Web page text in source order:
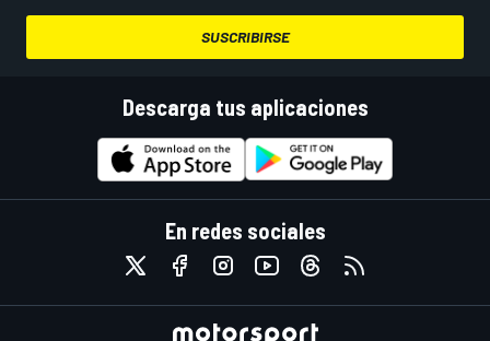
SUSCRIBIRSE
Descarga tus aplicaciones
En redes sociales